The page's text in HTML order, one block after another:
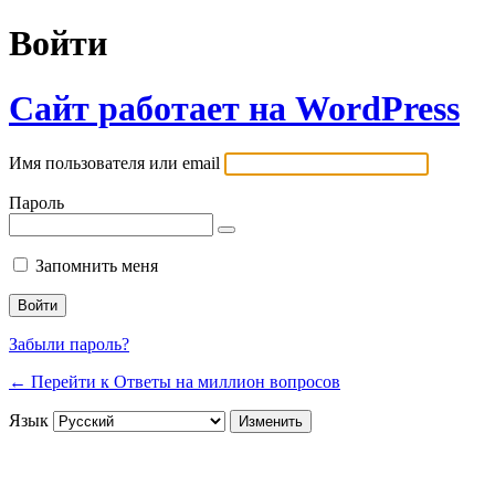
Войти
Сайт работает на WordPress
Имя пользователя или email
Пароль
Запомнить меня
Забыли пароль?
← Перейти к Ответы на миллион вопросов
Язык